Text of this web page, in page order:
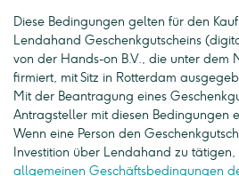
Diese Bedingungen gelten für den
Lendahand Geschenkgutscheins
von der Hands-on B.V., die unter dem
firmiert, mit Sitz in Rotterdam
Mit der Beantragung eines
Antragsteller mit diesen Bedingungen
Wenn eine Person den
Investition über Lendahand zu
allgemeinen Geschäftsbedingungen